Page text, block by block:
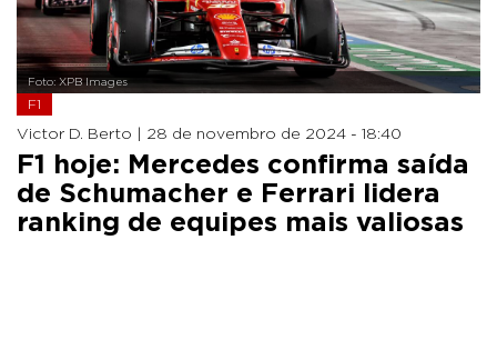
Foto: XPB Images
F1
Victor D. Berto | 28 de novembro de 2024 - 18:40
F1 hoje: Mercedes confirma saída
de Schumacher e Ferrari lidera
ranking de equipes mais valiosas